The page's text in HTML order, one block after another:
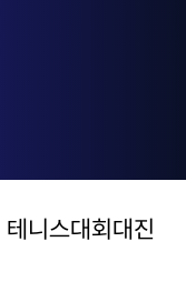
니스대회대진